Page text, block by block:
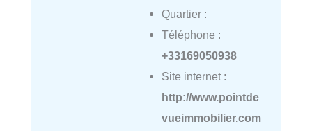
Quartier :
Téléphone :
+33169050938
Site internet :
http://www.pointde
vueimmobilier.com